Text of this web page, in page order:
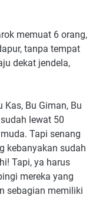
memuat 6 orang,
tanpa tempat
dekat jendela,
Kas, Bu Giman, Bu
lewat 50
Tapi senang
kebanyakan sudah
Tapi, ya harus
mereka yang
sebagian memiliki